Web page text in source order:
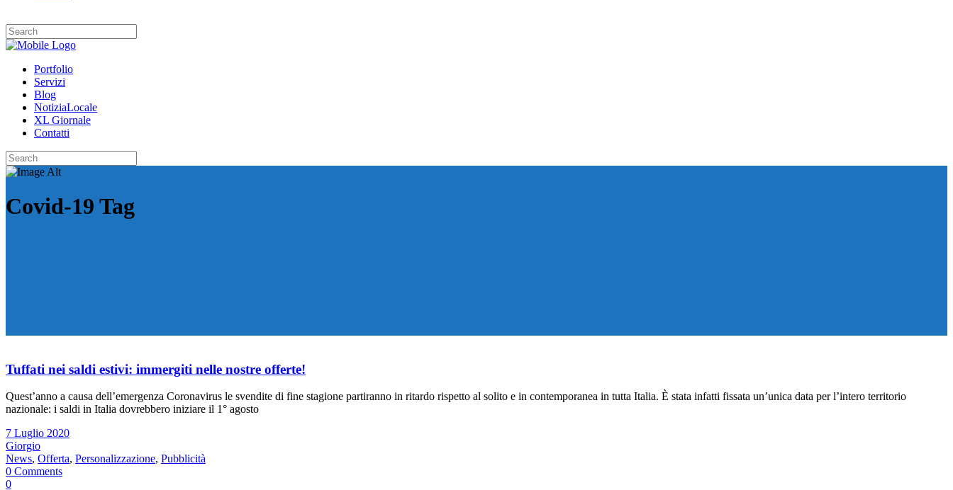
Portfolio
Servizi
Blog
NotiziaLocale
XL Giornale
Contatti
Covid-19 Tag
Tuffati nei saldi estivi: immergiti nelle nostre offerte!
Quest’anno a causa dell’emergenza Coronavirus le svendite di fine stagione partiranno in ritardo rispetto al solito e in contemporanea in tutta Italia. È stata infatti fissata un’unica data per l’intero territorio
nazionale: i saldi in Italia dovrebbero iniziare il 1° agosto
7 Luglio 2020
Giorgio
News, Offerta, Personalizzazione, Pubblicità
0 Comments
0